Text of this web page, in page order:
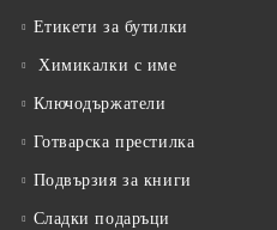
Етикети за бутилки
Химикалки с име
Ключодържатели
Готварска престилка
Подвързия за книги
Сладки подаръци